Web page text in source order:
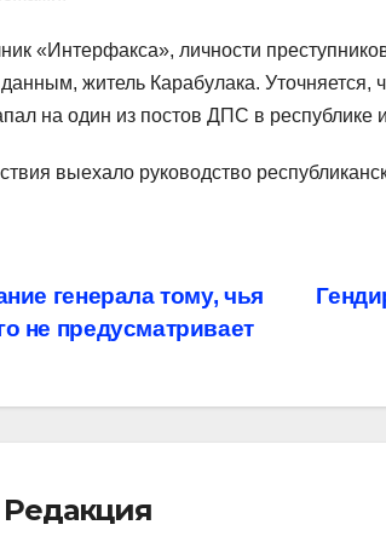
«Интерфакса», личности
житель Карабулака. Уточняется,
на один из постов ДПС в республике
выехало руководство
генерала тому, чья
не предусматривает
Редакция